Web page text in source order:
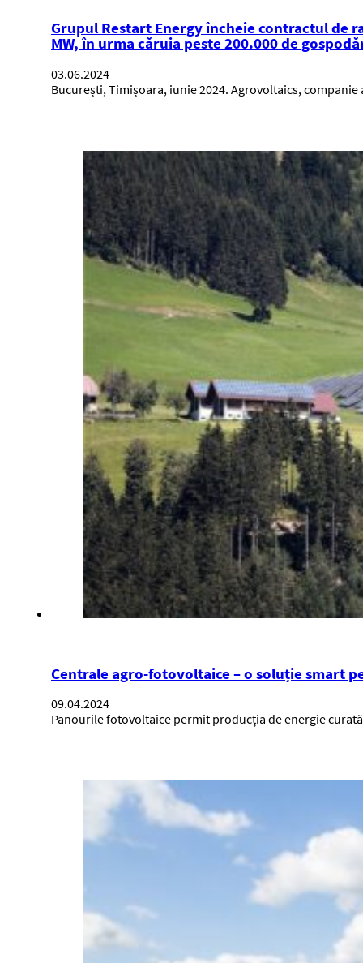
Grupul Restart Energy încheie contractul de
MW, în urma căruia peste 200.000 de
03.06.2024
București, Timișoara, iunie 2024. Agrovoltaics,
Centrale agro-fotovoltaice – o soluție smart
09.04.2024
Panourile fotovoltaice permit producția de energie